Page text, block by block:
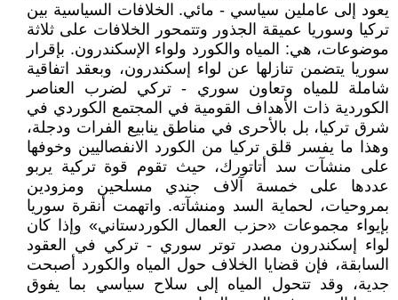
يعود إلى عاملين سياسي - مائي. الخلافات السياسية بين
تركيا وسوريا عميقة الجذور وتتمحور الخلافات على ثلاثة
موضوعات، هي: المياه والكورد ولواء الإسكندرون. بإقرار
سوريا يتضمن تنازلها عن لواء إسكندرون، وبعقد اتفاقية
شاملة للمياه وتعاون سوري - تركي لضرب العناصر
الكوردية ذات الأهداف القومية في المجتمع الكوردي في
شرق تركيا، بل بالأحرى في مناطق ينابيع الفرات ودجلة،
وهذا ما يفسر قلق تركيا من الكورد الانفصاليين وخوفها
على منشآت سد أتاتورك، حيث تقوم قوة تركية يربو
عددها على خمسة آلاف جندي مسلحين ومزودين
بمروحيات، لحماية السد ومنشآته. واتهمت أنقرة سوريا
بإيواء مجموعات «حزب العمال الكوردستاني» وإذا كان
لواء إسكندرون مصدر توتر سوري - تركي في العقود
السابقة، فإن قضايا الخلاف حول المياه والكورد أصبحت
جدية، وقد تتحول المياه إلى سلاح سياسي بما يفوق